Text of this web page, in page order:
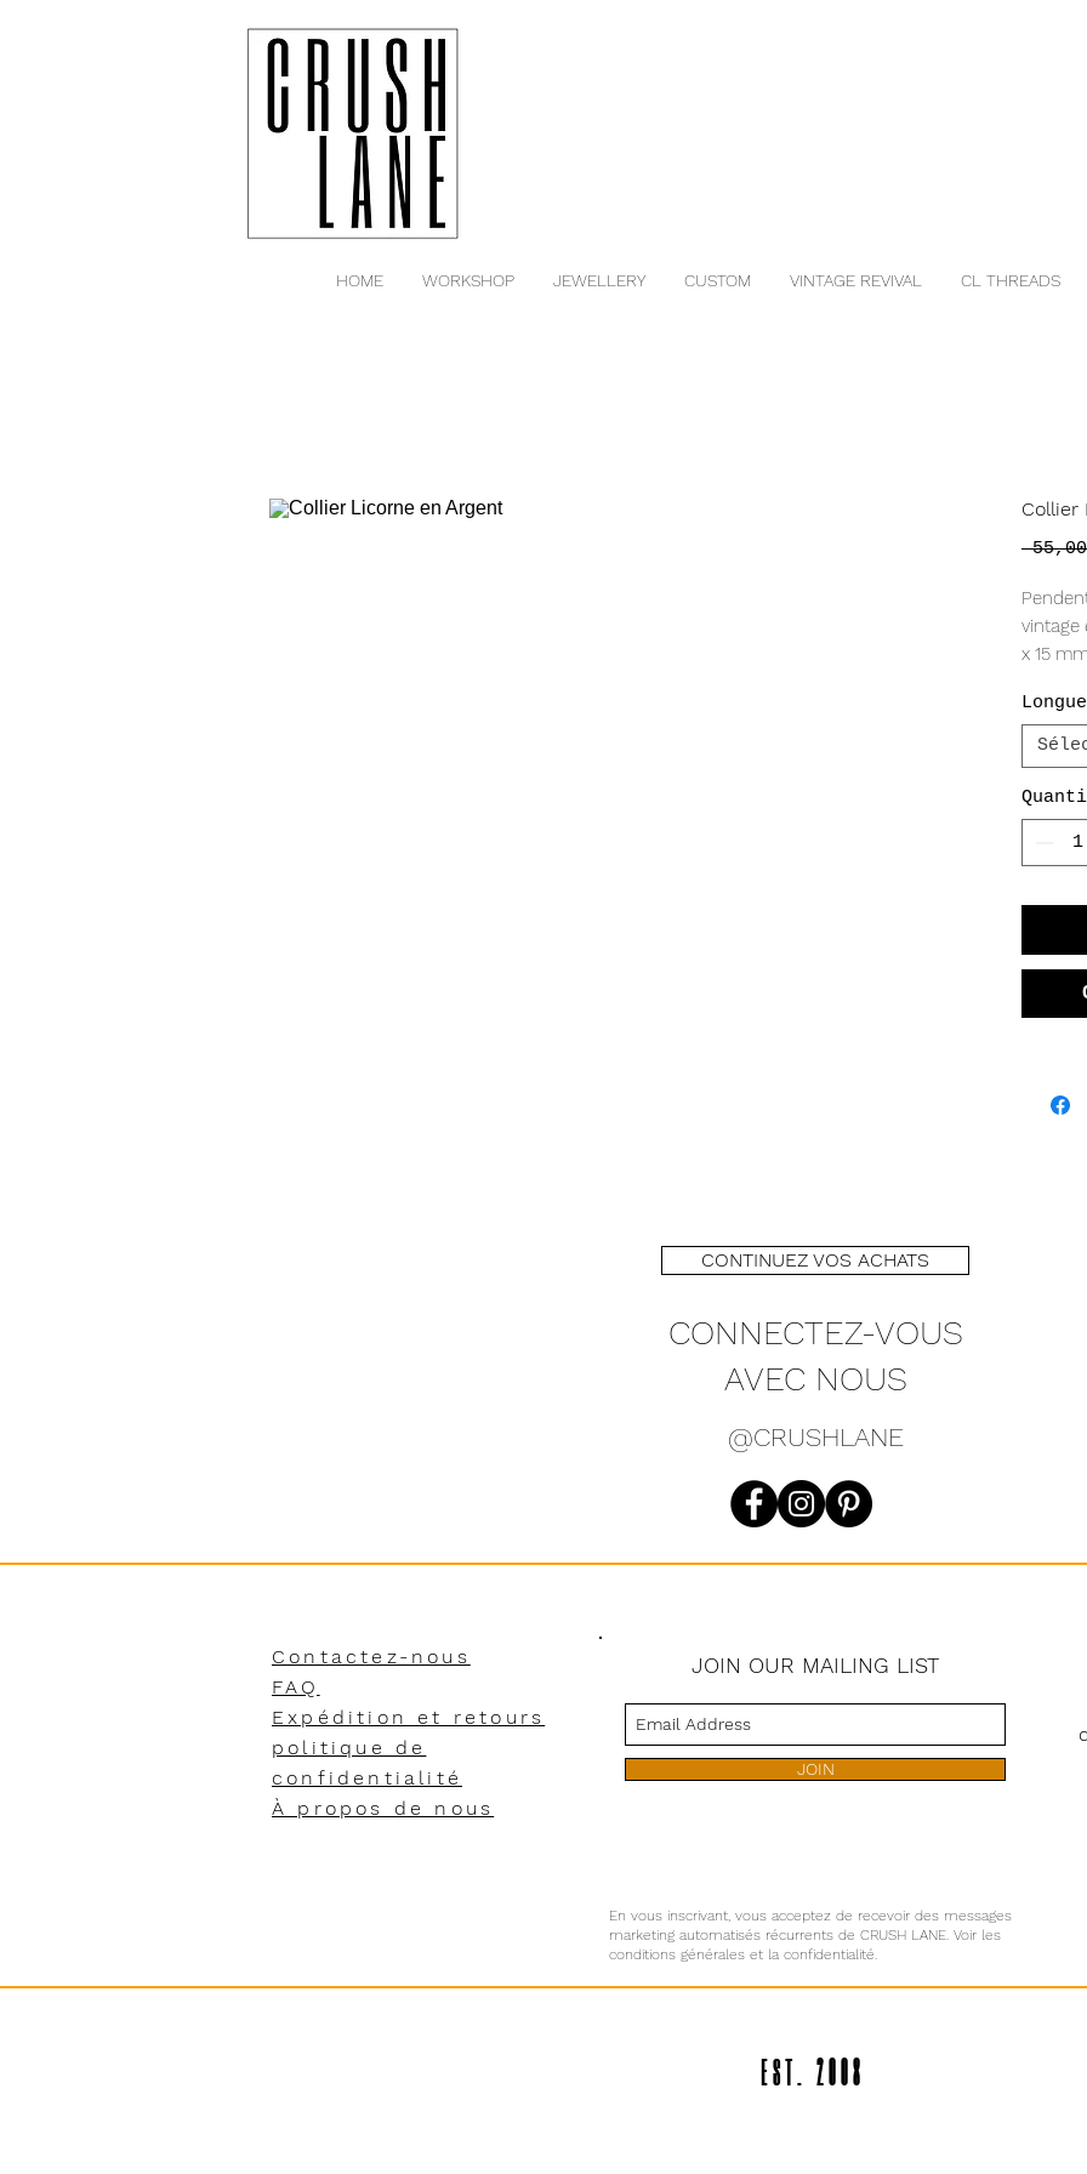
HOME WORKSHOP JEWELLERY CUSTOM VINTAGE REVIVAL CL THREADS
Collier
55,00
vintage
x 15
CONTINUEZ VOS ACHATS
CONNECTEZ-VOUS
AVEC NOUS
@CRUSHLANE
Contactez-nous
FAQ
Expédition et retours
politique de
confidentialité
À propos de nous
JOIN OUR MAILING LIST
JOIN
En vous inscrivant, vous acceptez de recevoir des messages
marketing automatisés récurrents de CRUSH LANE. Voir les
conditions générales et la confidentialité.
EST. 2008